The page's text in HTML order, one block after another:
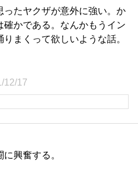
ったヤクザが意外に強い。か
確かである。なんかもうイン
りまくって欲しいような話。
12/17
興奮する。